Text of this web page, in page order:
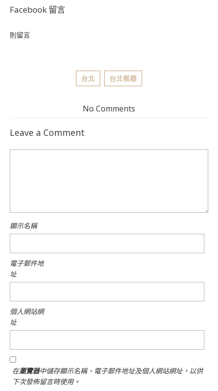
Facebook 留言
則留言
台北 台北餐廳
No Comments
Leave a Comment
顯示名稱
電子郵件地
址
個人網站網
址
在瀏覽器中儲存顯示名稱、電子郵件地址及個人網站網址，以供
下次發佈留言時使用。